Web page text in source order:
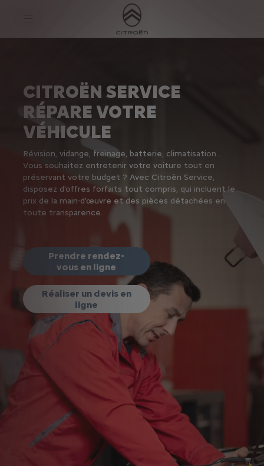
CITROËN SERVICE
RÉPARE VOTRE
VÉHICULE
Révision, vidange, freinage, batterie, climatisation…
Vous souhaitez entretenir votre voiture tout en
préservant votre budget ? Avec Citroën Service,
disposez d'offres forfaits tout compris, qui incluent le
prix de la main-d’œuvre et des pièces détachées en
toute transparence.
Prendre rendez-
vous en ligne
Réaliser un devis en
ligne